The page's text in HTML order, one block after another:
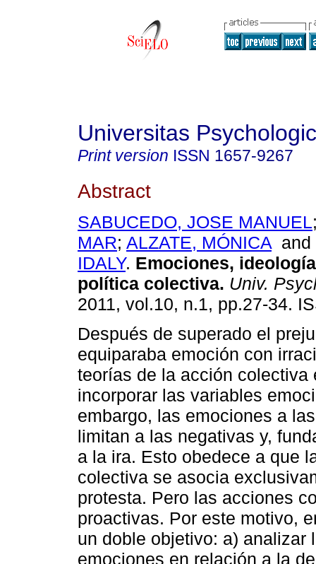
Universitas
Print version ISSN 1657-9267
Abstract
SABUCEDO, JOSE MANUEL
MAR; ALZATE, MÓNICA
IDALY. Emociones,
política colectiva. Univ.
2011, vol.10, n.1, pp.27-34.
Después de superado el
equiparaba emoción con
teorías de la acción colectiva
incorporar las variables
embargo, las emociones a
limitan a las negativas y,
a la ira. Esto obedece a que
colectiva se asocia
protesta. Pero las acciones
proactivas. Por este motivo,
un doble objetivo: a) analizar
emociones en relación a la